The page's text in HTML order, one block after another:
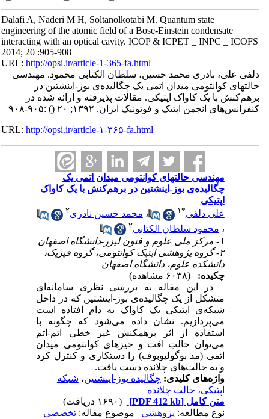
Dalafi A, Naderi M H, Soltanolkotabi M. Quantum state
engineering of the atomic field of a Bose-Einstein condensate
interacting with an optical cavity. ICOP & ICPET _ INPC _ ICOFS
2014; 20 :905-908
URL:http://opsi.ir/article-1-365-fa.html
دلفی علی، نادری محمد حسین، سلطان الکتابی محمود. مهندسی
حالتهای کوانتومی میدان اتمی یک چگالیده‌ی بوز-اینشتین در
برهم‌کنش با یک کاواک اپتیکی. مقالات پذیرفته و ارائه شده در
کنفرانس‌های انجمن اپتیک و فوتونیک ایران. ۱۳۹۲; ۲۰
() :۹۰۵-۹۰۸
URL:http://opsi.ir/article-۱-۳۶۵-fa.html
مهندسی حالتهای کوانتومی میدان اتمی یک
چگالیده‌ی بوز-اینشتین در برهم‌کنش با یک کاواک
اپتیکی
علی دلفی
۱ ،محمد حسین نادری۲
محمود سلطان الکتابی
۲- گروه پژوهشی اپتیک کوانتومی، گروه فیزیک،
دانشکده علوم، دانشگاه اصفهان
چکیده:
– در این مقاله به بررسی نظری سامانه‌ای
متشکل از یک چگالیده‌ی بوز-اینشتین که در داخل
شبکه‌ی اپتیکی یک کاواک به دام افتاده است
می‌پردازیم. نشان داده می‌شود که چگونه با
استفاده از اثر برهمکنش غیر خطی اتم-اتم
می‌توان حالتِ افت و خیزهای کوانتومی میدان
اتمی (مد بوگولیوبوف) را دستکاری و کنترل کرد
و به حالت‌های چلانده دست یافت.
واژه‌های کلیدی:چگالیده بوز-اینشتین،شبکه
اپتیکی،حالت چلانده
متن کامل[PDF 412 kb]
نوع مطالعه:پژوهشي| موضوع مقاله:تخصصی